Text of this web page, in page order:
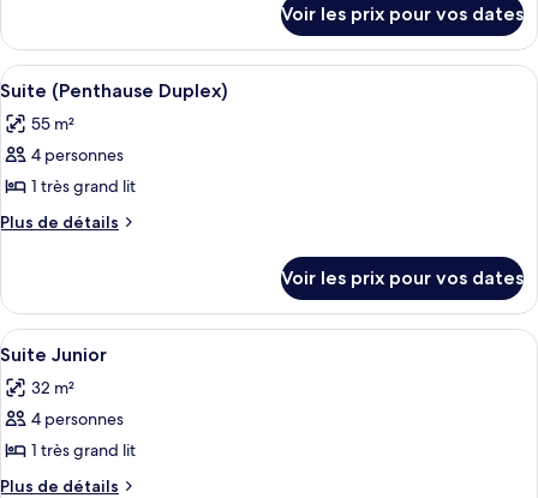
chambre :
Chambre
Familiale
le
type
de
chambre
Chambre
Familiale
Voir les prix pour vos dates
Afficher
toutes
les
photos
pour
ce
chambre :
Suite
(Penthause
Duplex)
Une chambre à coucher de style loft
5
Suite (Penthause Duplex)
55 m²
4 personnes
1 très grand lit
Plus de détails
Plus
le
type
de
Suite
(Penthause
Voir les prix pour vos dates
Afficher
toutes
les
photos
pour
ce
Literie hypoallergénique, couette en
6
Suite Junior
32 m²
4 personnes
1 très grand lit
Plus de détails
Plus